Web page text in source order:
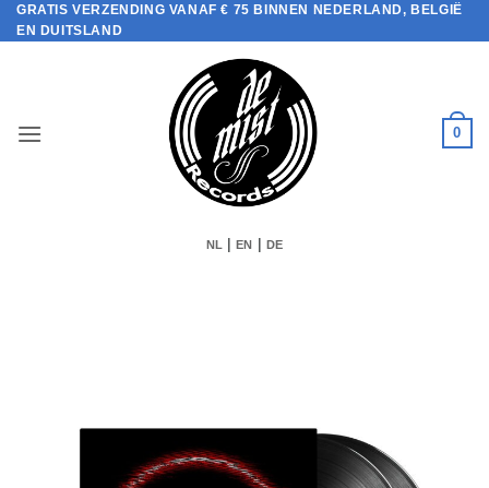
Ga
naar
GRATIS VERZENDING VANAF € 75 BINNEN NEDERLAND, BELGIË
EN DUITSLAND
0
NL |EN DE